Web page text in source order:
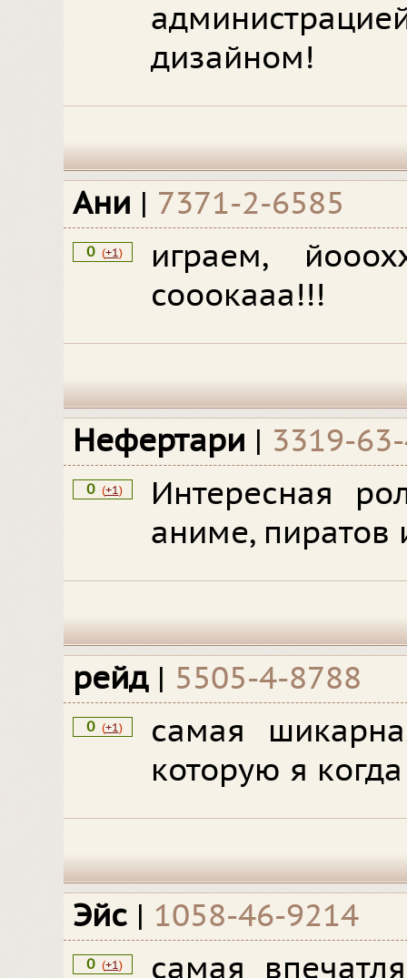
дизайном!
Ани | 7371-2-6585
0 (+1)
играем,
сооокааа!!!
Нефертари | 3319-
0 (+1)
Интересная
аниме,
рейд | 5505-4-8788
0 (+1)
самая
которую я
Эйс | 1058-46-9214
0 (+1) самая